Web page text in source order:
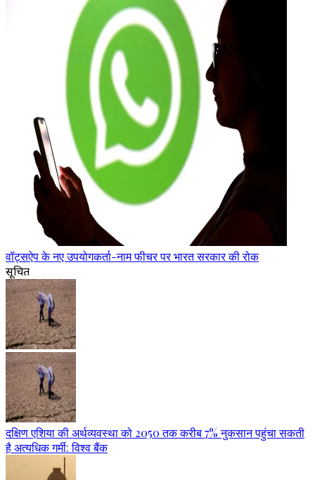
वॉट्सऐप के नए उपयोगकर्ता-नाम फीचर पर भारत सरकार की रोक
सूचित
दक्षिण एशिया की अर्थव्यवस्था को 2050 तक करीब 7% नुकसान पहुंचा सकती
है अत्यधिक गर्मी: विश्व बैंक